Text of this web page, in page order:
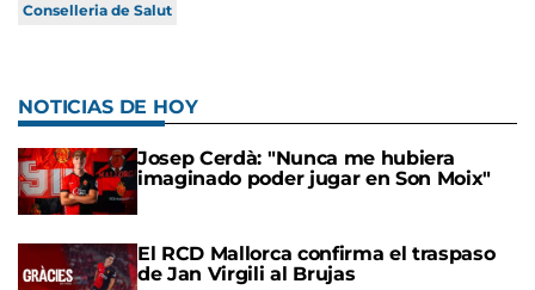
Conselleria de Salut
NOTICIAS DE HOY
Josep Cerdà: "Nunca me hubiera
imaginado poder jugar en Son Moix"
El RCD Mallorca confirma el traspaso
de Jan Virgili al Brujas